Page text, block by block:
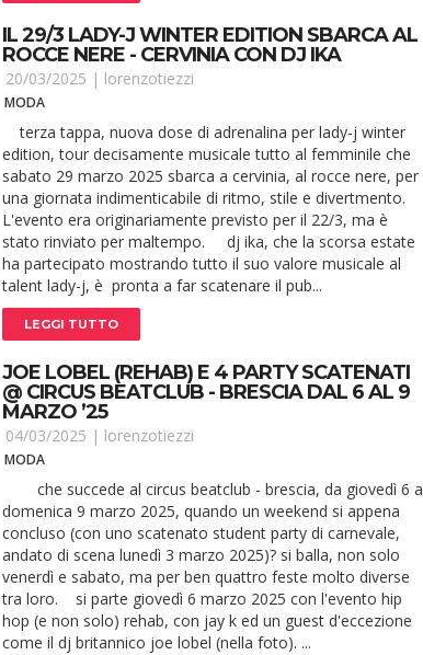
IL 29/3 LADY-J WINTER EDITION SBARCA AL
ROCCE NERE - CERVINIA CON DJ IKA
20/03/2025 | lorenzotiezzi
MODA
terza tappa, nuova dose di adrenalina per lady-j winter
edition, tour decisamente musicale tutto al femminile che
sabato 29 marzo 2025 sbarca a cervinia, al rocce nere, per
una giornata indimenticabile di ritmo, stile e divertmento.
L'evento era originariamente previsto per il 22/3, ma è
stato rinviato per maltempo. dj ika, che la scorsa estate
ha partecipato mostrando tutto il suo valore musicale al
talent lady-j, è pronta a far scatenare il pub...
LEGGI TUTTO
JOE LOBEL (REHAB) E 4 PARTY SCATENATI
@ CIRCUS BEATCLUB - BRESCIA DAL 6 AL 9
MARZO ’25
04/03/2025 | lorenzotiezzi
MODA
che succede al circus beatclub - brescia, da giovedì 6 a
domenica 9 marzo 2025, quando un weekend si appena
concluso (con uno scatenato student party di carnevale,
andato di scena lunedì 3 marzo 2025)? si balla, non solo
venerdì e sabato, ma per ben quattro feste molto diverse
tra loro. si parte giovedì 6 marzo 2025 con l'evento hip
hop (e non solo) rehab, con jay k ed un guest d'eccezione
come il dj britannico joe lobel (nella foto). ...